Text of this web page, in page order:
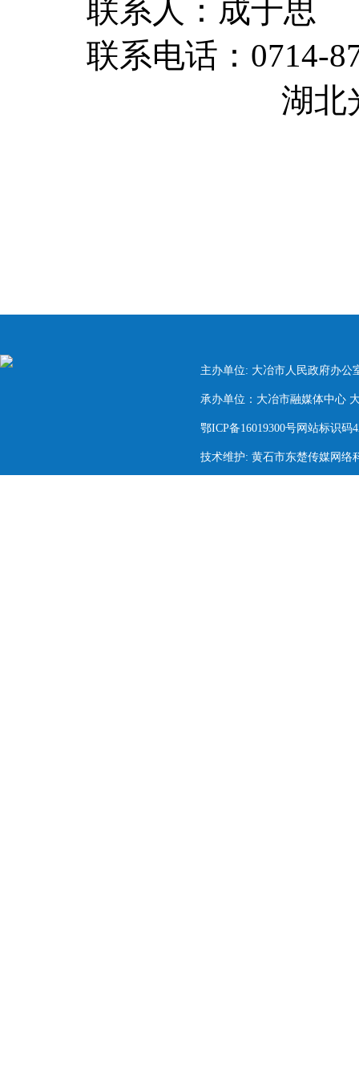
联系人：成于思
联系电话：0714-
湖北
主办单位: 大冶市人民政府办公
承办单位：大冶市融媒体中心
鄂ICP备16019300号网站标识码
技术维护: 黄石市东楚传媒网络